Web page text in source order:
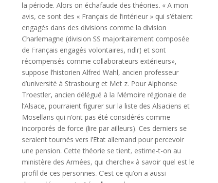
la période. Alors on échafaude des théories. « A mon
avis, ce sont des « Français de l’intérieur » qui s’étaient
engagés dans des divisions comme la division
Charlemagne (division SS majoritairement composée
de Français engagés volontaires, ndlr) et sont
récompensés comme collaborateurs extérieurs»,
suppose l’historien Alfred Wahl, ancien professeur
d’université à Strasbourg et Met z. Pour Alphonse
Troestler, ancien délégué à la Mémoire régionale de
l’Alsace, pourraient figurer sur la liste des Alsaciens et
Mosellans qui n’ont pas été considérés comme
incorporés de force (lire par ailleurs). Ces derniers se
seraient tournés vers l’Etat allemand pour percevoir
une pension. Cette théorie se tient, estime-t-on au
ministère des Armées, qui cherche« à savoir quel est le
profil de ces personnes. C’est ce qu’on a aussi